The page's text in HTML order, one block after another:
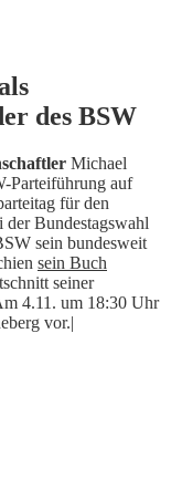
des BSW
Michael
Parteiführung auf
für den
der Bundestagswahl
sein bundesweit
sein Buch
seiner
4.11. um 18:30 Uhr
vor.|